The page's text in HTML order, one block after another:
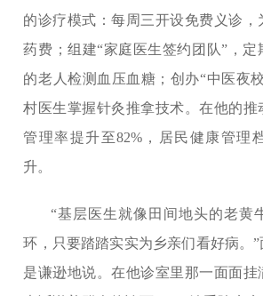
的诊疗模式：每周三开设免费义诊，
药费；组建“家庭医生签约团队”，定
的老人检测血压血糖；创办“中医夜
村医生掌握针灸推拿技术。在他的推
管理率提升至82%，居民健康管理
升。
“基层医生就像田间地头的老黄
环，只要踏踏实实为乡亲们看好病。
是谦逊地说。在他诊室里那一面面挂